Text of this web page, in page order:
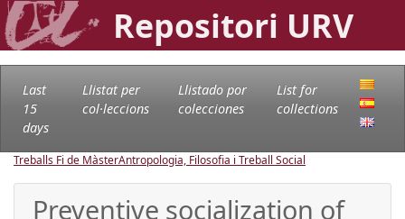
Repositori URV
Last
15
days
Llistat per
col·leccions
Llistado por
colecciones
List for
collections
Treballs Fi de MàsterAntropologia, Filosofia i Treball Social
Preventive socialization of